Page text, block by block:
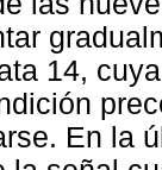
14,
En la